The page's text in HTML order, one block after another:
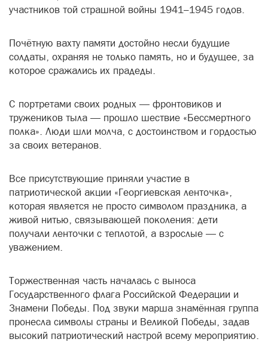
участников той страшной войны 1941–1945 годов.
Почётную вахту памяти достойно несли будущие
солдаты, охраняя не только память, но и будущее, за
которое сражались их прадеды.
С портретами своих родных — фронтовиков и
тружеников тыла — прошло шествие «Бессмертного
полка». Люди шли молча, с достоинством и гордостью
за своих ветеранов.
Все присутствующие приняли участие в
патриотической акции «Георгиевская ленточка»,
которая является не просто символом праздника, а
живой нитью, связывающей поколения: дети
получали ленточки с теплотой, а взрослые — с
уважением.
Торжественная часть началась с выноса
Государственного флага Российской Федерации и
Знамени Победы. Под звуки марша знамённая группа
пронесла символы страны и Великой Победы, задав
высокий патриотический настрой всему мероприятию.